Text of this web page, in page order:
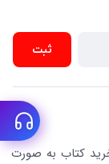
ثبت
کتاب به صورت